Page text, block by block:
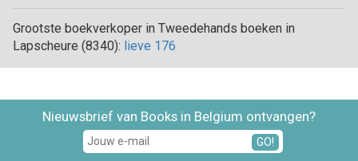
Grootste boekverkoper in Tweedehands boeken in
Lapscheure (8340): lieve 176
Nieuwsbrief van Books in Belgium ontvangen?
GO!